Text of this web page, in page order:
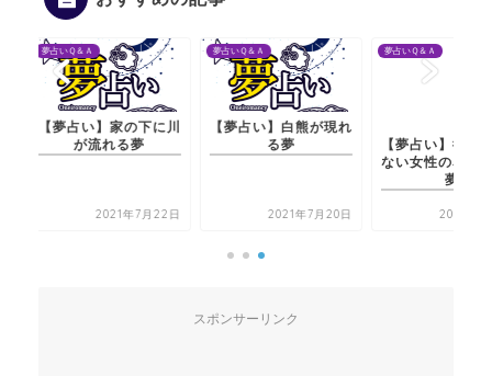
夢占いＱ＆Ａ
【夢占い】家の下に川
が流れる夢
2021年7月22日
夢占いＱ＆Ａ
【夢占い】白熊が現れ
2021年7月20日
夢占いＱ＆Ａ
【夢占い】彼氏が知ら
ない女性の名前を呼ぶ
2021年7月20日
スポンサーリンク